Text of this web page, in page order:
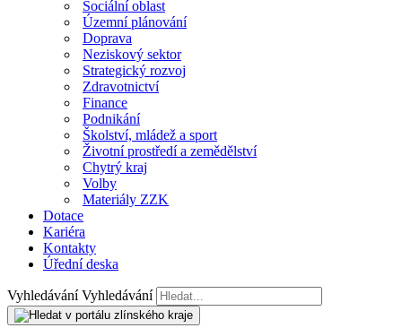
Sociální oblast
Územní plánování
Doprava
Neziskový sektor
Strategický rozvoj
Zdravotnictví
Finance
Podnikání
Školství, mládež a sport
Životní prostředí a zemědělství
Chytrý kraj
Volby
Materiály ZZK
Dotace
Kariéra
Kontakty
Úřední deska
Vyhledávání Vyhledávání